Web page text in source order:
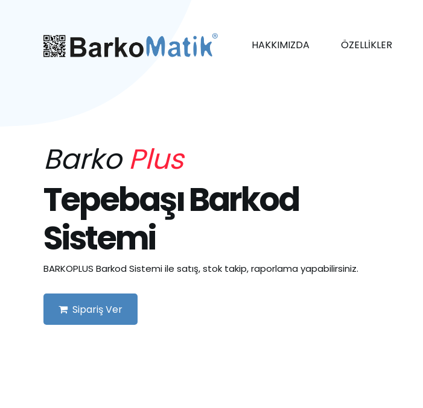
HAKKIMIZDA ÖZELLİKLER
BarkoPlus
Tepebaşı Barkod
Sistemi
BARKOPLUS Barkod Sistemi ile satış, stok takip, raporlama yapabilirsiniz.
Sipariş Ver